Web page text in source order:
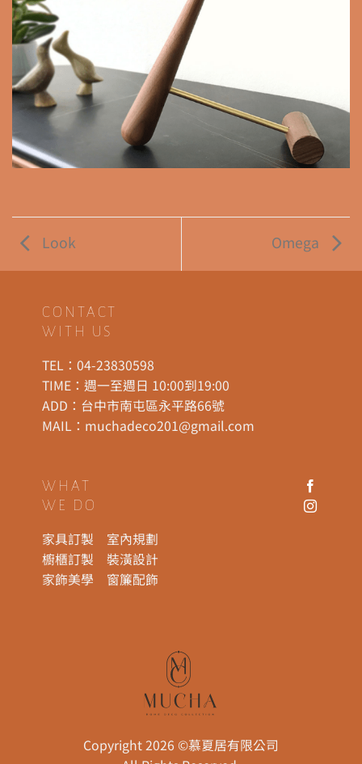
Look Omega
Copyright 2026 ©慕夏居有限公司
CONTACT
WITH US
TEL：04-23830598
TIME：週一至週日 10:00到19:00
ADD： 台中市南屯區永平路66號
MAIL： muchadeco201@gmail.com
WHAT
WE DO
家具訂製
室內規劃
櫥櫃訂製
裝潢設計
家飾美學
窗簾配飾